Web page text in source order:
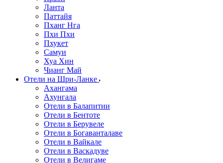
Ланта
Паттайя
Пханг Нга
Пхи Пхи
Пхукет
Самуи
Хуа Хин
Чианг Май
Отели на Шри-Ланке
Ахангама
Ахунгала
Отели в Балапитии
Отели в Бентоте
Отели в Берувеле
Отели в Богаванталаве
Отели в Вайкале
Отели в Васкадуве
Отели в Велигаме